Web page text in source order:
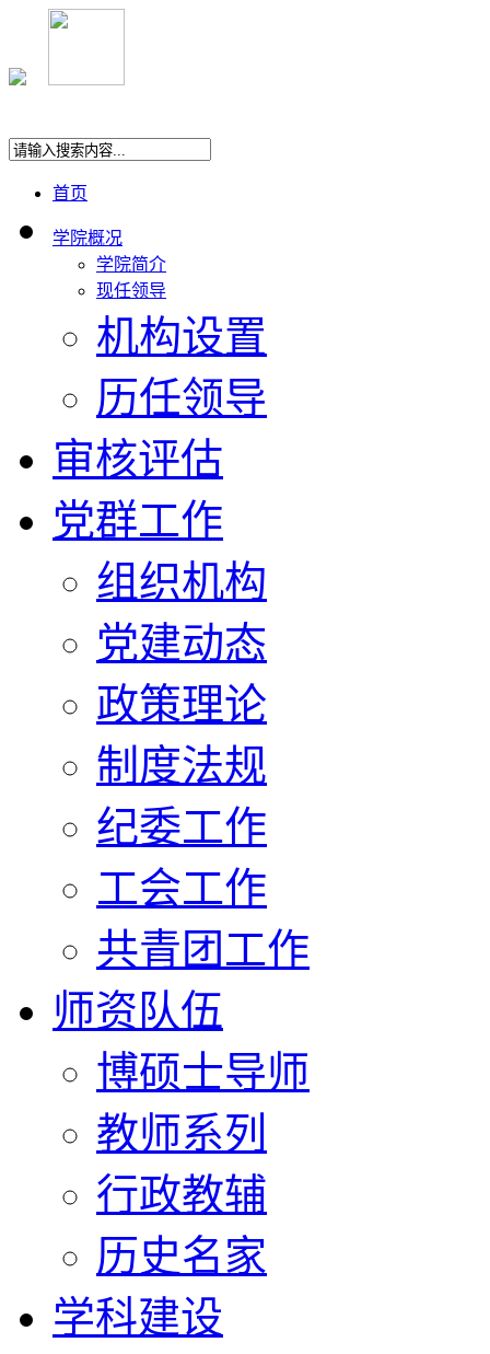
首页
学院概况
学院简介
现任领导
机构设置
历任领导
审核评估
党群工作
组织机构
党建动态
政策理论
制度法规
纪委工作
工会工作
共青团工作
师资队伍
博硕士导师
教师系列
行政教辅
历史名家
学科建设